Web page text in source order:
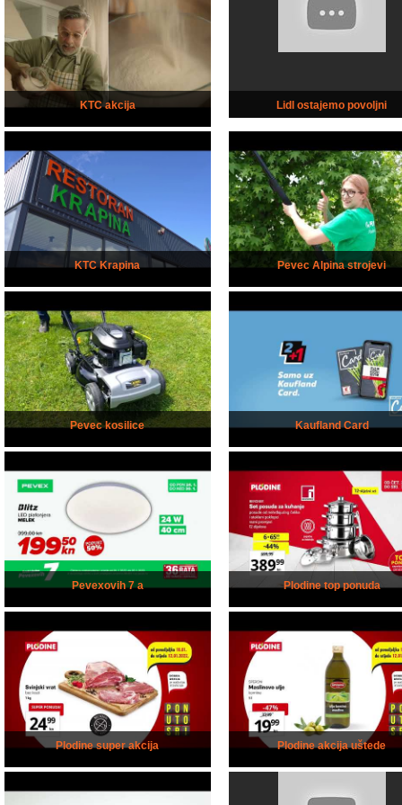
KTC akcija Lidl ostajemo povoljni
KTC Krapina Pevec Alpina strojevi
Pevec kosilice Kaufland Card
Pevexovih 7 a Plodine top ponuda
Plodine super akcija Plodine akcija uštede